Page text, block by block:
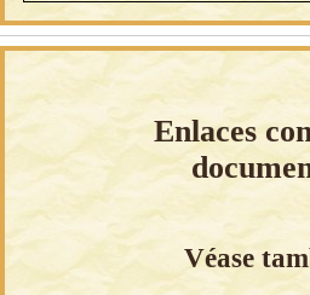
Enlaces
Véase